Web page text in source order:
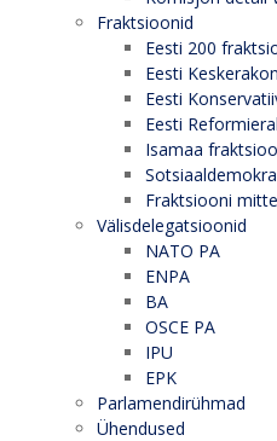
Fraktsioonid
Eesti 200
Eesti
Eesti
Eesti
Isamaa
Fraktsiooni
Välisdelegatsioonid
NATO PA
ENPA
BA
OSCE PA
IPU
EPK
Parlamendirühmad
Ühendused